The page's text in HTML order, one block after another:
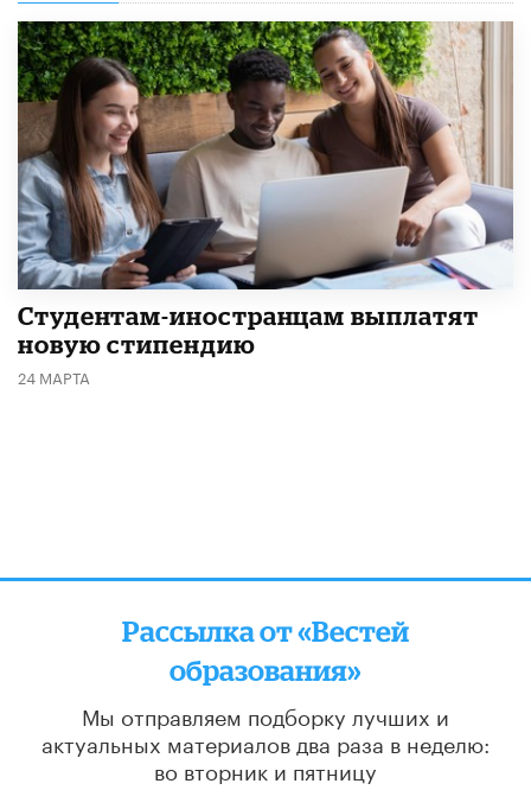
Студентам-иностранцам выплатят
новую стипендию
24 МАРТА
Рассылка от «Вестей
образования»
Мы отправляем подборку лучших и
актуальных материалов два раза в неделю:
во вторник и пятницу